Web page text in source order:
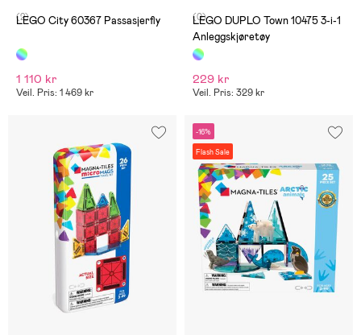
(2)
LEGO City 60367 Passasjerfly
1 110 kr
Veil. Pris: 1 469 kr
(0)
LEGO DUPLO Town 10475 3-i-1
Anleggskjøretøy
229 kr
Veil. Pris: 329 kr
-16%
Flash Sale